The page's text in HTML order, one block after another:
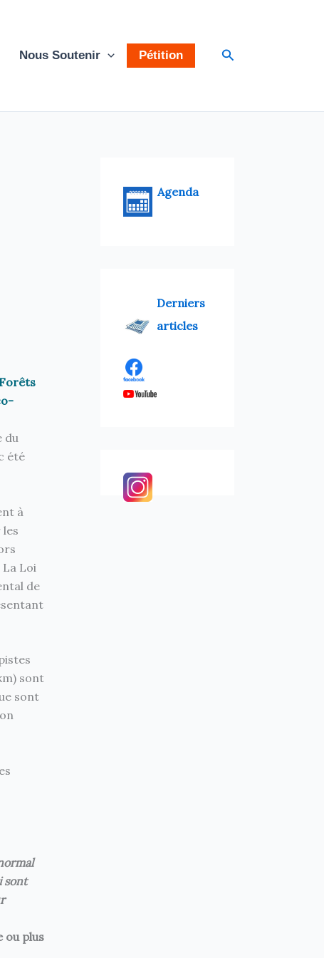
Nous Soutenir Pétition Rechercher
du
été
à
Loi
de
sont
sont
sont
ou plus
Agenda
Derniers
articles